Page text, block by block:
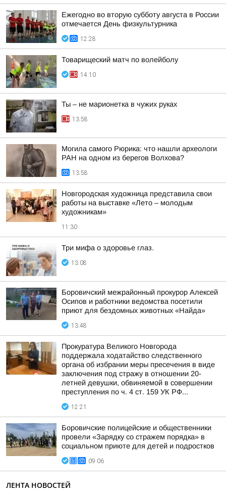
Ежегодно во вторую субботу августа в России
отмечается День физкультурника
12:28
Товарищеский матч по волейболу
14:10
Ты – не марионетка в чужих руках
13:58
Могила самого Рюрика: что нашли археологи
РАН на одном из берегов Волхова?
13:58
Новгородская художница представила свои
работы на выставке «Лето – молодым
художникам»
11:30
Три мифа о здоровье глаз.
13:08
Боровичский межрайонный прокурор Алексей
Осипов и работники ведомства посетили
приют для бездомных животных «Найда»
13:48
Прокуратура Великого Новгорода
поддержала ходатайство следственного
органа об избрании меры пресечения в виде
заключения под стражу в отношении 20-
летней девушки, обвиняемой в совершении
преступления по ч. 4 ст. 159 УК РФ...
12:21
Боровичские полицейские и общественники
провели «Зарядку со стражем порядка» в
социальном приюте для детей и подростков
09:06
ЛЕНТА НОВОСТЕЙ